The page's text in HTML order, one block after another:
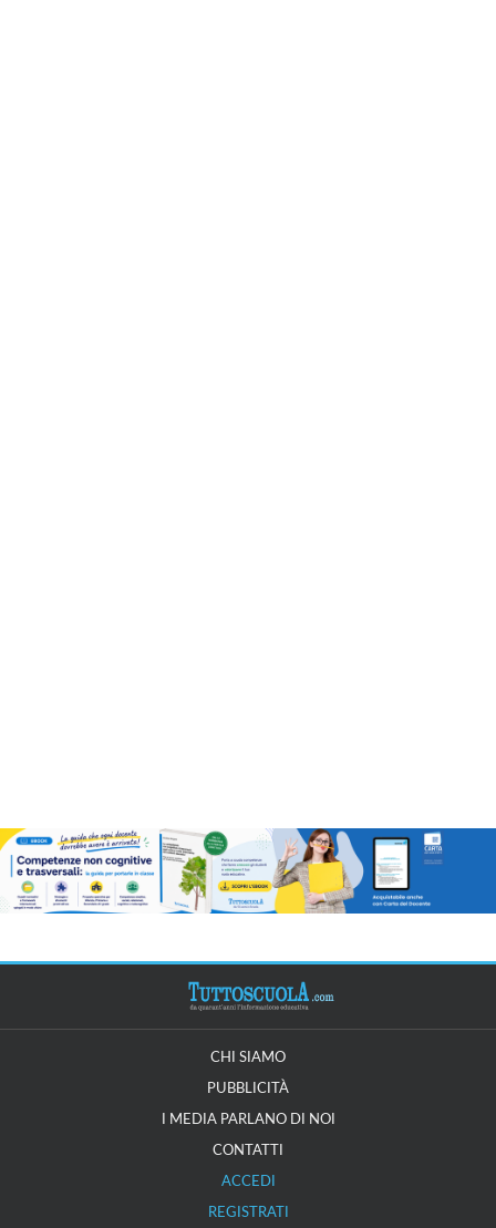
CHI SIAMO
PUBBLICITÀ
I MEDIA PARLANO DI NOI
CONTATTI
ACCEDI
REGISTRATI